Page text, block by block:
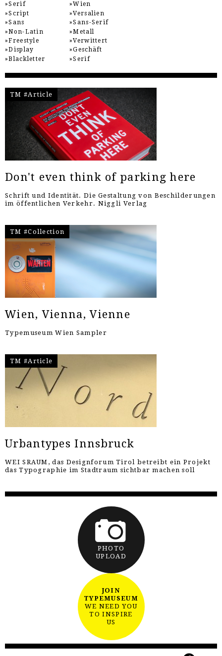
Serif
Script
Sans
Non-Latin
Freestyle
Display
Blackletter
Wien
Versalien
Sans-Serif
Metall
Verwittert
Geschäft
Serif
TM #Article
Don't even think of parking here
Schrift und Identität. Die Gestaltung von Beschilderungen
im öffentlichen Verkehr. Niggli Verlag
TM #Collection
Wien, Vienna, Vienne
Typemuseum Wien Sampler
TM #Article
Urbantypes Innsbruck
WEI SRAUM, das Designforum Tirol betreibt ein Projekt
das Typographie im Stadtraum sichtbar machen soll
PHOTO
UPLOAD
JOIN
TYPEMUSEUM
WE NEED YOU
TO INSPIRE
US